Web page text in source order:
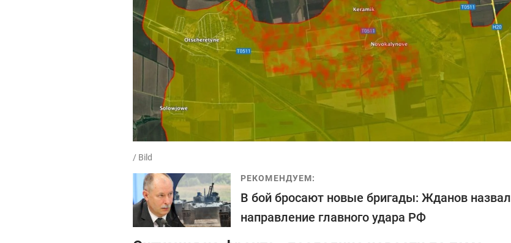
/ Bild
РЕКОМЕНДУЕМ:
В бой бросают новые бригады: Жданов назвал
направление главного удара РФ